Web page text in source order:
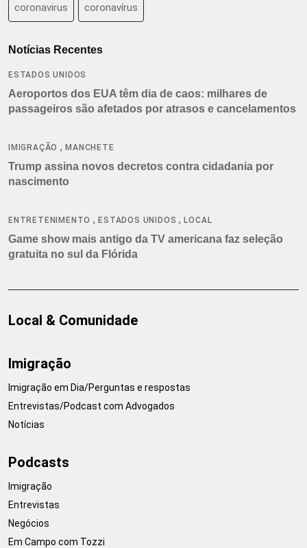
coronavirus coronavírus
Notícias Recentes
ESTADOS UNIDOS
Aeroportos dos EUA têm dia de caos: milhares de
passageiros são afetados por atrasos e cancelamentos
IMIGRAÇÃO ,MANCHETE
Trump assina novos decretos contra cidadania por
nascimento
ENTRETENIMENTO ,ESTADOS UNIDOS ,LOCAL
Game show mais antigo da TV americana faz seleção
gratuita no sul da Flórida
Local & Comunidade
Imigração
Imigração em Dia/Perguntas e respostas
Entrevistas/Podcast com Advogados
Notícias
Podcasts
Imigração
Entrevistas
Negócios
Em Campo com Tozzi